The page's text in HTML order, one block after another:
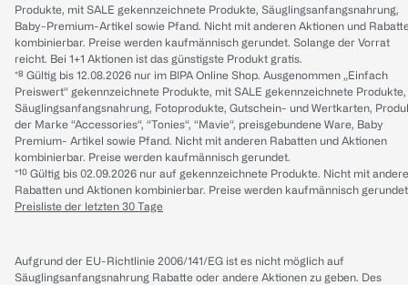
Produkte, mit SALE gekennzeichnete Produkte, Säuglingsanfangsnahrung,
Baby-Premium-Artikel sowie Pfand. Nicht mit anderen Aktionen und
kombinierbar. Preise werden kaufmännisch gerundet. Solange der Vorrat
reicht. Bei 1+1 Aktionen ist das günstigste Produkt gratis.
*⁸ Gültig bis 12.08.2026 nur im BIPA Online Shop. Ausgenommen „Einfach
Preiswert“ gekennzeichnete Produkte, mit SALE gekennzeichnete Produkte,
Säuglingsanfangsnahrung, Fotoprodukte, Gutschein- und Wertkarten,
der Marke “Accessories“, “Tonies“, “Mavie“, preisgebundene Ware, Baby
Premium- Artikel sowie Pfand. Nicht mit anderen Rabatten und Aktionen
kombinierbar. Preise werden kaufmännisch gerundet.
*¹⁰ Gültig bis 02.09.2026 nur auf gekennzeichnete Produkte. Nicht mit
Rabatten und Aktionen kombinierbar. Preise werden kaufmännisch
Preisliste der letzten 30 Tage
Aufgrund der EU-Richtlinie 2006/141/EG ist es nicht möglich auf
Säuglingsanfangsnahrung Rabatte oder andere Aktionen zu geben. Des